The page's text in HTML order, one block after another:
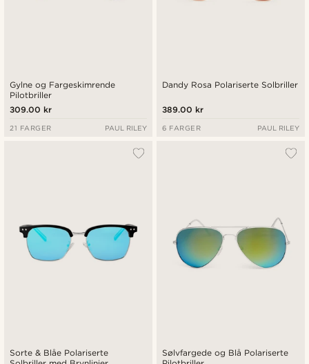
Gylne og Fargeskimrende
Pilotbriller
309.00 kr
21 FARGER PAUL RILEY
Dandy Rosa Polariserte Solbriller
389.00 kr
6 FARGER PAUL RILEY
Sorte & Blåe Polariserte
Sølvfargede og Blå Polariserte